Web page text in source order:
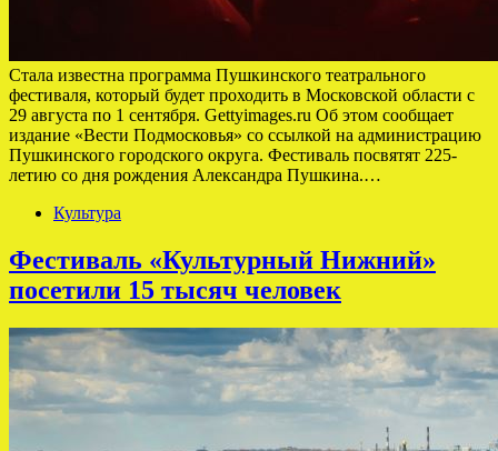
Стала известна программа Пушкинского театрального
фестиваля, который будет проходить в Московской области с
29 августа по 1 сентября. Gettyimages.ru Об этом сообщает
издание «Вести Подмосковья» со ссылкой на администрацию
Пушкинского городского округа. Фестиваль посвятят 225-
летию со дня рождения Александра Пушкина.…
Культура
Фестиваль «Культурный Нижний»
посетили 15 тысяч человек